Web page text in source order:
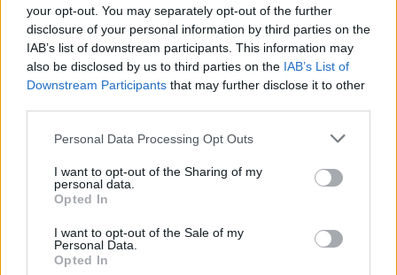
your opt-out. You may separately opt-out of the further
disclosure of your personal information by third parties on the
IAB’s list of downstream participants. This information may
also be disclosed by us to third parties on the IAB’s List of
Downstream Participants that may further disclose it to other
Please note that this website/app uses one or more Google
not limited to your visit or usage behaviour. You may click to
grant or deny consent to Google and its third-party tags to
use your data for below specified purposes in below Google
consent section.
Personal Data Processing Opt Outs
I want to opt-out of the Sharing of my
personal data.
Opted In
I want to opt-out of the Sale of my
Personal Data.
Opted In
Διασκέδαση
Εργασία
Ομορφιά & Αθλητισμός
Σπίτι
Συμβουλευτικές Υπηρεσίες